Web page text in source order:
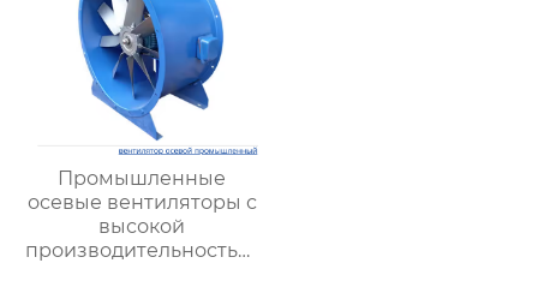
Промышленные
осевые вентиляторы с
высокой
производительностью: